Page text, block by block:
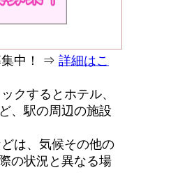
集中！ ⇒ 詳細はこ
クするとホテル、
、駅の周辺の施設
は、気候その他の
の状況と異なる場